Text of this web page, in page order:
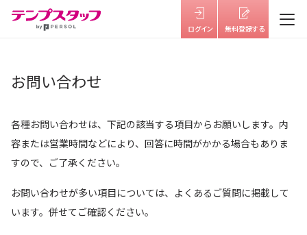
仕事を探す
はたらき方を選ぶ
キャリアサポート・研修
お問い合わせ
各種お問い合わせは、下記の該当する項目からお願いします。内
容または営業時間などにより、回答に時間がかかる場合もありま
すので、ご了承ください。
お問い合わせが多い項目については、よくあるご質問に掲載して
います。併せてご確認ください。